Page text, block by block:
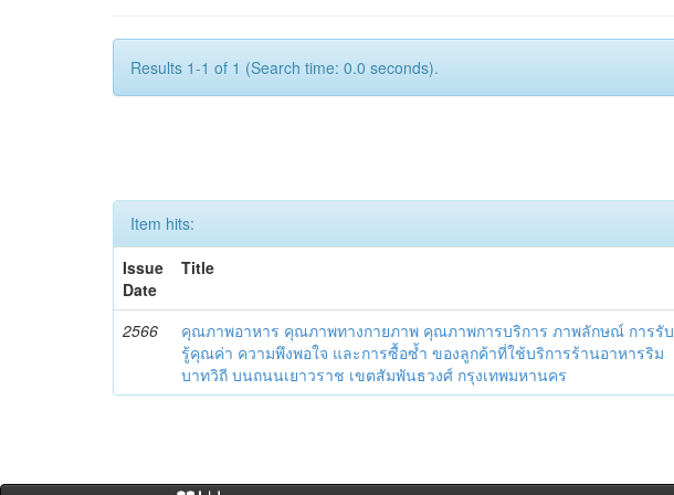
Results 1-1 of 1 (Search time: 0.0 seconds).
Item hits:
Issue
Date
Title
2566
คุณภาพอาหาร คุณภาพทางกายภาพ คุณภาพการบริการ ภาพลักษณ์ การรับ
รู้คุณค่า ความพึงพอใจ และการซื้อซ้ำ ของลูกค้าที่ใช้บริการร้านอาหารริม
บาทวิถี บนถนนเยาวราช เขตสัมพันธวงศ์ กรุงเทพมหานคร